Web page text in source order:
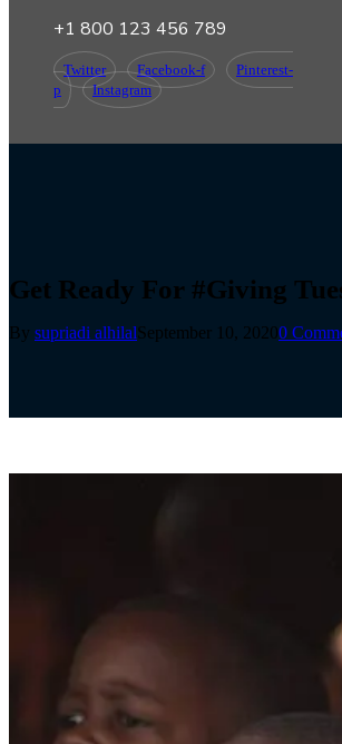
+1 800 123 456 789
Twitter Facebook-f
Pinterest-
p
Instagram
Get Ready For #Giving
By supriadi alhilalSeptember 10, 20200